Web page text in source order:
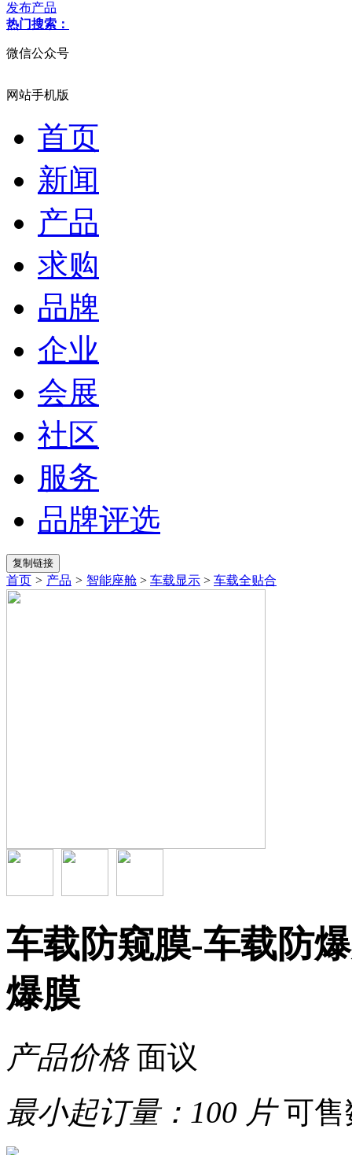
发布产品
热门搜索：
微信公众号
网站手机版
首页
新闻
产品
求购
品牌
企业
会展
社区
服务
品牌评选
首页 > 产品 > 智能座舱 > 车载显示 > 车载全贴合
车载防窥膜-车载防
爆膜
产品价格 面议
最小起订量： 100 片可售